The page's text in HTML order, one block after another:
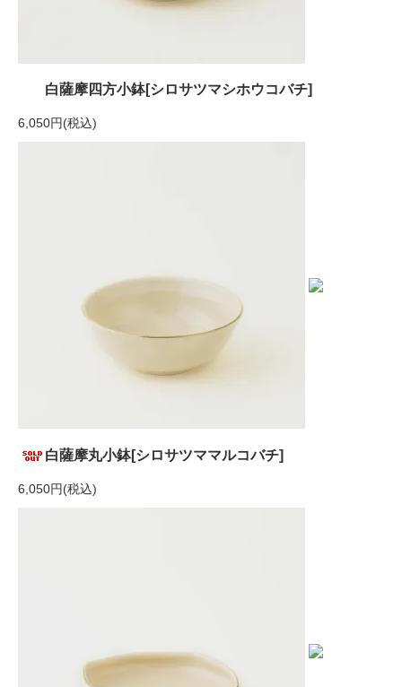
白薩摩四方小鉢[シロサツマシホウコバチ]
6,050円(税込)
白薩摩丸小鉢[シロサツママルコバチ]
6,050円(税込)